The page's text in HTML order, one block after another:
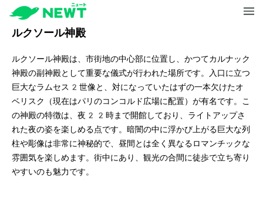
ルクソール神殿
ルクソール神殿は、市街地の中心部に位置し、かつてカルナック
神殿の副神殿として重要な儀式が行われた場所です。入口に立つ
巨大なラムセス2世像と、対になっていたはずの一本欠けたオ
ベリスク（現在はパリのコンコルド広場に配置）が有名です。こ
の神殿の特徴は、夜22時まで開館しており、ライトアップさ
れた夜の姿を楽しめる点です。暗闇の中に浮かび上がる巨大な列
柱や彫像は非常に神秘的で、昼間とは全く異なるロマンチックな
雰囲気を楽しめます。街中にあり、観光の合間に徒歩で立ち寄り
やすいのも魅力です。